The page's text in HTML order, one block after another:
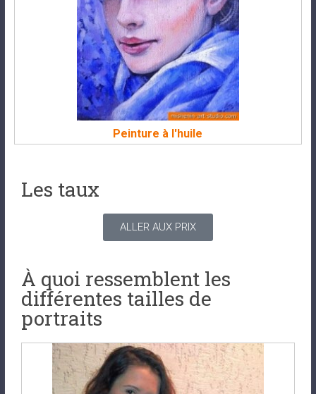
Peinture à l'huile
Les taux
ALLER AUX PRIX
À quoi ressemblent les
différentes tailles de
portraits